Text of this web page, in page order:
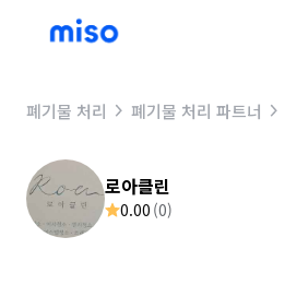
폐기물 처리 폐기물 처리 파트너
로아클린
0.00 (0)